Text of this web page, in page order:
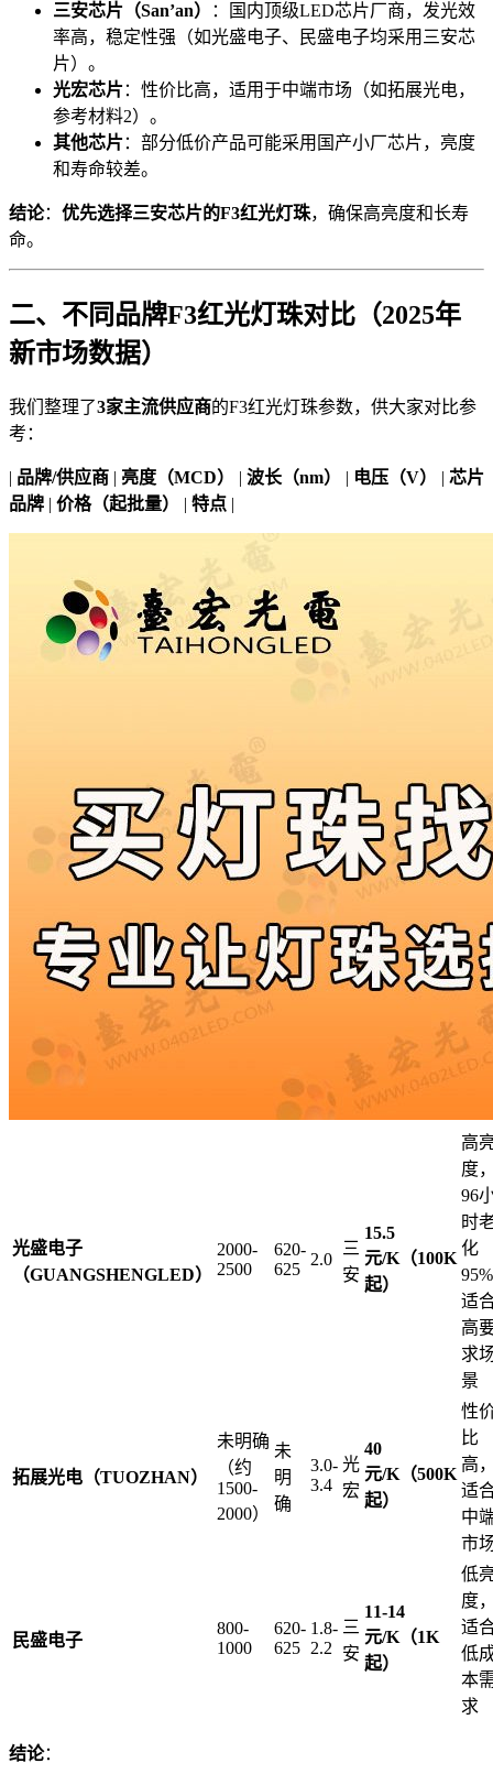
三安芯片（San’an）
：国内顶级LED芯片厂商，发光效
率高，稳定性强（如光盛电子、民盛电子均采用三安芯
片）。
光宏芯片：性价比高，适用于中端市场（如拓展光电，
参考材料2）。
其他芯片：部分低价产品可能采用国产小厂芯片，亮度
和寿命较差。
结论： 优先选择三安芯片的F3红光灯珠，确保高亮度和长寿
命。
二、不同品牌F3红光灯珠对比（2025年
新市场数据）
我们整理了3家主流供应商的F3红光灯珠参数，供大家对比参
考：
| 品牌/供应商 | 亮度（MCD） | 波长（nm） | 电压（V） | 芯片
品牌 | 价格（起批量） | 特点 |
光盛电子
（GUANGSHENGLED）
2000-
2500
620-
625
2.0
三
安
15.5
元/K（100K
起）
高
度
96
时
化
适
高
求
景
拓展光电（TUOZHAN）
未明确
（约
1500-
2000）
未
明
确
3.0-
3.4
光
宏
40
元/K（500K
起）
性
比
高
适
中
市
民盛电子
800-
1000
620-
625
1.8-
2.2
三
安
11-14
元/K（1K
起）
低
度
适
低
本
求
结论：